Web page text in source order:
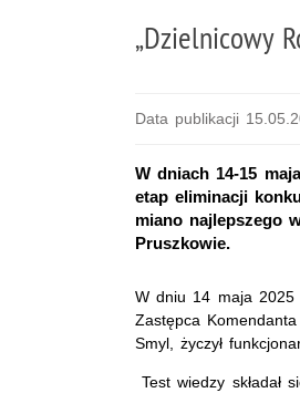
„Dzielnicowy
Data publikacji
W dniach 14-15
etap eliminacji
miano najlepszego
Pruszkowie.
W dniu 14 maja 2025
Zastępca
Smyl, życzył
Test wiedzy składał